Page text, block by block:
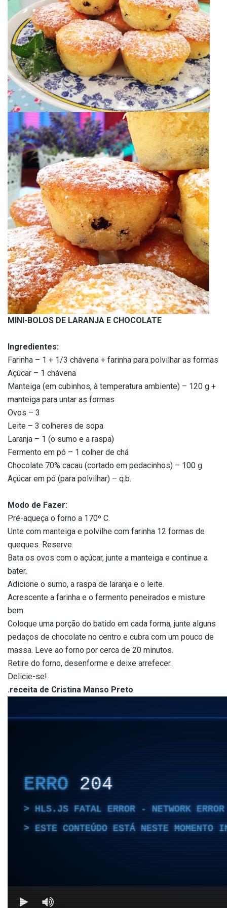
MINI-BOLOS DE LARANJA E CHOCOLATE
Ingredientes:
Farinha – 1 + 1/3 chávena + farinha para polvilhar as formas
Açúcar – 1 chávena
Manteiga (em cubinhos, à temperatura ambiente) – 120 g +
manteiga para untar as formas
Ovos – 3
Leite – 3 colheres de sopa
Laranja – 1 (o sumo e a raspa)
Fermento em pó – 1 colher de chá
Chocolate 70% cacau (cortado em pedacinhos) – 100 g
Açúcar em pó (para polvilhar) – q.b.
Modo de Fazer:
Pré-aqueça o forno a 170º C.
Unte com manteiga e polvilhe com farinha 12 formas de
queques. Reserve.
Bata os ovos com o açúcar, junte a manteiga e continue a
bater.
Adicione o sumo, a raspa de laranja e o leite.
Acrescente a farinha e o fermento peneirados e misture
bem.
Coloque uma porção do batido em cada forma, junte alguns
pedaços de chocolate no centro e cubra com um pouco de
massa. Leve ao forno por cerca de 20 minutos.
Retire do forno, desenforme e deixe arrefecer.
Delicie-se!
.receita de Cristina Manso Preto